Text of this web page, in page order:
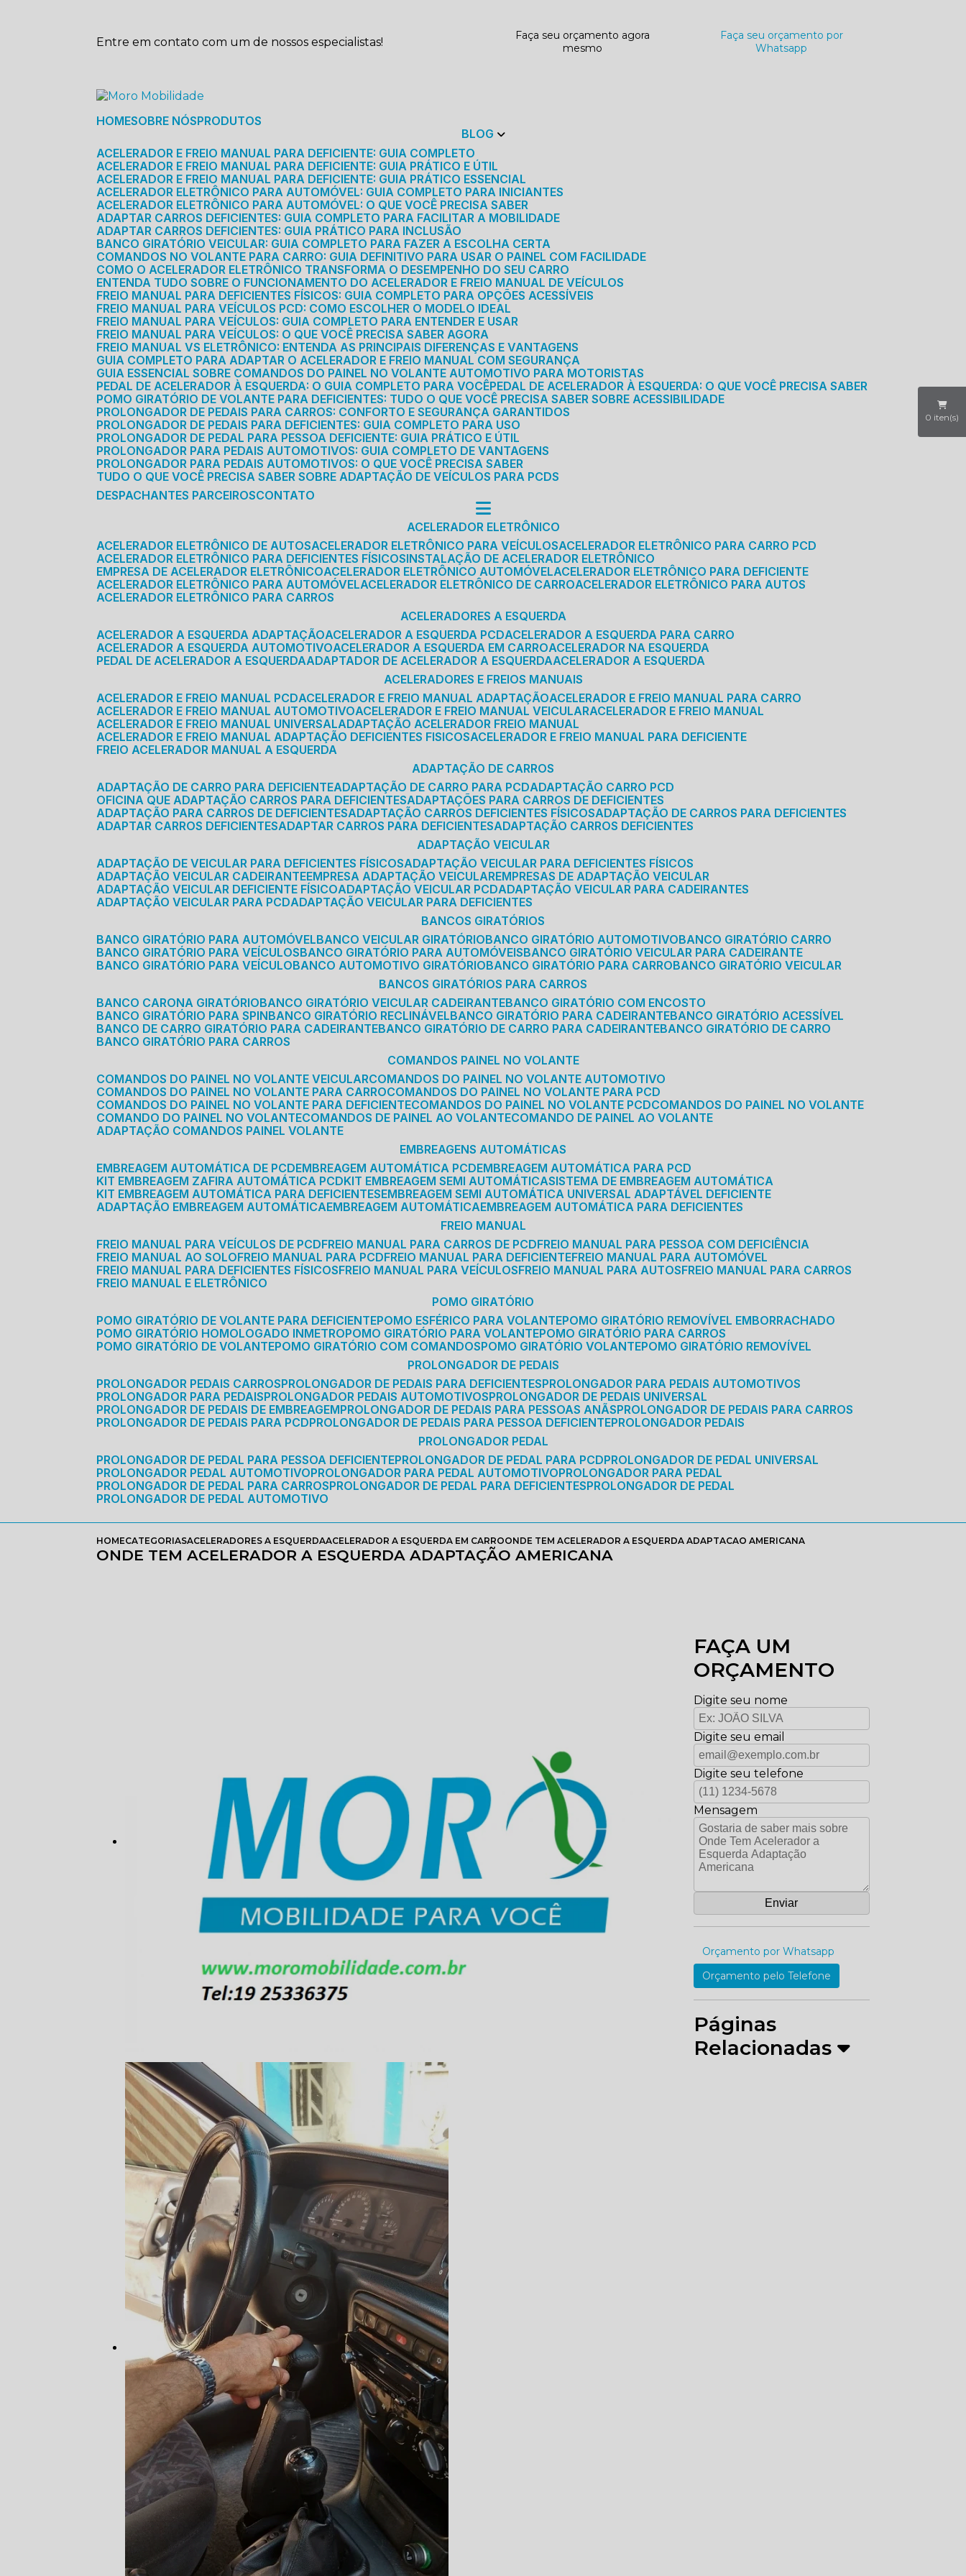
Entre em contato com um de nossos especialistas!
Faça seu orçamento agora
mesmo
Faça seu orçamento por
Whatsapp
HOME SOBRE NÓS PRODUTOS
BLOG
ACELERADOR E FREIO MANUAL PARA DEFICIENTE: GUIA COMPLETO
ACELERADOR E FREIO MANUAL PARA DEFICIENTE: GUIA PRÁTICO E ÚTIL
ACELERADOR E FREIO MANUAL PARA DEFICIENTE: GUIA PRÁTICO ESSENCIAL
ACELERADOR ELETRÔNICO PARA AUTOMÓVEL: GUIA COMPLETO PARA INICIANTES
ACELERADOR ELETRÔNICO PARA AUTOMÓVEL: O QUE VOCÊ PRECISA SABER
ADAPTAR CARROS DEFICIENTES: GUIA COMPLETO PARA FACILITAR A MOBILIDADE
ADAPTAR CARROS DEFICIENTES: GUIA PRÁTICO PARA INCLUSÃO
BANCO GIRATÓRIO VEICULAR: GUIA COMPLETO PARA FAZER A ESCOLHA CERTA
COMANDOS NO VOLANTE PARA CARRO: GUIA DEFINITIVO PARA USAR O PAINEL COM FACILIDADE
COMO O ACELERADOR ELETRÔNICO TRANSFORMA O DESEMPENHO DO SEU CARRO
ENTENDA TUDO SOBRE O FUNCIONAMENTO DO ACELERADOR E FREIO MANUAL DE VEÍCULOS
FREIO MANUAL PARA DEFICIENTES FÍSICOS: GUIA COMPLETO PARA OPÇÕES ACESSÍVEIS
FREIO MANUAL PARA VEÍCULOS PCD: COMO ESCOLHER O MODELO IDEAL
FREIO MANUAL PARA VEÍCULOS: GUIA COMPLETO PARA ENTENDER E USAR
FREIO MANUAL PARA VEÍCULOS: O QUE VOCÊ PRECISA SABER AGORA
FREIO MANUAL VS ELETRÔNICO: ENTENDA AS PRINCIPAIS DIFERENÇAS E VANTAGENS
GUIA COMPLETO PARA ADAPTAR O ACELERADOR E FREIO MANUAL COM SEGURANÇA
GUIA ESSENCIAL SOBRE COMANDOS DO PAINEL NO VOLANTE AUTOMOTIVO PARA MOTORISTAS
PEDAL DE ACELERADOR À ESQUERDA: O GUIA COMPLETO PARA VOCÊ PEDAL DE ACELERADOR À ESQUERDA: O QUE VOCÊ PRECISA SABER
POMO GIRATÓRIO DE VOLANTE PARA DEFICIENTES: TUDO O QUE VOCÊ PRECISA SABER SOBRE ACESSIBILIDADE
PROLONGADOR DE PEDAIS PARA CARROS: CONFORTO E SEGURANÇA GARANTIDOS
PROLONGADOR DE PEDAIS PARA DEFICIENTES: GUIA COMPLETO PARA USO
PROLONGADOR DE PEDAL PARA PESSOA DEFICIENTE: GUIA PRÁTICO E ÚTIL
PROLONGADOR PARA PEDAIS AUTOMOTIVOS: GUIA COMPLETO DE VANTAGENS
PROLONGADOR PARA PEDAIS AUTOMOTIVOS: O QUE VOCÊ PRECISA SABER
TUDO O QUE VOCÊ PRECISA SABER SOBRE ADAPTAÇÃO DE VEÍCULOS PARA PCDS
DESPACHANTES PARCEIROS
CONTATO
ACELERADOR ELETRÔNICO
ACELERADOR ELETRÔNICO DE AUTOS ACELERADOR ELETRÔNICO PARA VEÍCULOS ACELERADOR ELETRÔNICO PARA CARRO PCD
ACELERADOR ELETRÔNICO PARA DEFICIENTES FÍSICOS INSTALAÇÃO DE ACELERADOR ELETRÔNICO
EMPRESA DE ACELERADOR ELETRÔNICO ACELERADOR ELETRÔNICO AUTOMÓVEL ACELERADOR ELETRÔNICO PARA DEFICIENTE
ACELERADOR ELETRÔNICO PARA AUTOMÓVEL ACELERADOR ELETRÔNICO DE CARRO ACELERADOR ELETRÔNICO PARA AUTOS
ACELERADOR ELETRÔNICO PARA CARROS
ACELERADORES A ESQUERDA
ACELERADOR A ESQUERDA ADAPTAÇÃO ACELERADOR A ESQUERDA PCD ACELERADOR A ESQUERDA PARA CARRO
ACELERADOR A ESQUERDA AUTOMOTIVO ACELERADOR A ESQUERDA EM CARRO ACELERADOR NA ESQUERDA
PEDAL DE ACELERADOR A ESQUERDA
ADAPTADOR DE ACELERADOR A ESQUERDA ACELERADOR A ESQUERDA
ACELERADORES E FREIOS MANUAIS
ACELERADOR E FREIO MANUAL PCD ACELERADOR E FREIO MANUAL ADAPTAÇÃO ACELERADOR E FREIO MANUAL PARA CARRO
ACELERADOR E FREIO MANUAL AUTOMOTIVO ACELERADOR E FREIO MANUAL VEICULAR ACELERADOR E FREIO MANUAL
ACELERADOR E FREIO MANUAL UNIVERSAL
ADAPTAÇÃO ACELERADOR FREIO MANUAL
ACELERADOR E FREIO MANUAL ADAPTAÇÃO DEFICIENTES FISICOS ACELERADOR E FREIO MANUAL PARA DEFICIENTE
FREIO ACELERADOR MANUAL A ESQUERDA
ADAPTAÇÃO DE CARROS
ADAPTAÇÃO DE CARRO PARA DEFICIENTE
ADAPTAÇÃO DE CARRO PARA PCD
ADAPTAÇÃO CARRO PCD
OFICINA QUE ADAPTAÇÃO CARROS PARA DEFICIENTES
ADAPTAÇÕES PARA CARROS DE DEFICIENTES
ADAPTAÇÃO PARA CARROS DE DEFICIENTES
ADAPTAÇÃO CARROS DEFICIENTES FÍSICOS
ADAPTAÇÃO DE CARROS PARA DEFICIENTES
ADAPTAR CARROS DEFICIENTES
ADAPTAR CARROS PARA DEFICIENTES
ADAPTAÇÃO CARROS DEFICIENTES
ADAPTAÇÃO VEICULAR
ADAPTAÇÃO DE VEICULAR PARA DEFICIENTES FÍSICOS
ADAPTAÇÃO VEICULAR PARA DEFICIENTES FÍSICOS
ADAPTAÇÃO VEICULAR CADEIRANTE EMPRESA ADAPTAÇÃO VEICULAR EMPRESAS DE ADAPTAÇÃO VEICULAR
ADAPTAÇÃO VEICULAR DEFICIENTE FÍSICO
ADAPTAÇÃO VEICULAR PCD
ADAPTAÇÃO VEICULAR PARA CADEIRANTES
ADAPTAÇÃO VEICULAR PARA PCD
ADAPTAÇÃO VEICULAR PARA DEFICIENTES
BANCOS GIRATÓRIOS
BANCO GIRATÓRIO PARA AUTOMÓVEL
BANCO VEICULAR GIRATÓRIO BANCO GIRATÓRIO AUTOMOTIVO
BANCO GIRATÓRIO CARRO
BANCO GIRATÓRIO PARA VEÍCULOS
BANCO GIRATÓRIO PARA AUTOMÓVEIS
BANCO GIRATÓRIO VEICULAR PARA CADEIRANTE
BANCO GIRATÓRIO PARA VEÍCULO
BANCO AUTOMOTIVO GIRATÓRIO BANCO GIRATÓRIO PARA CARRO
BANCO GIRATÓRIO VEICULAR
BANCOS GIRATÓRIOS PARA CARROS
BANCO CARONA GIRATÓRIO
BANCO GIRATÓRIO VEICULAR CADEIRANTE BANCO GIRATÓRIO COM ENCOSTO
BANCO GIRATÓRIO PARA SPIN
BANCO GIRATÓRIO RECLINÁVEL BANCO GIRATÓRIO PARA CADEIRANTE BANCO GIRATÓRIO ACESSÍVEL
BANCO DE CARRO GIRATÓRIO PARA CADEIRANTE BANCO GIRATÓRIO DE CARRO PARA CADEIRANTE BANCO GIRATÓRIO DE CARRO
BANCO GIRATÓRIO PARA CARROS
COMANDOS PAINEL NO VOLANTE
COMANDOS DO PAINEL NO VOLANTE VEICULAR
COMANDOS DO PAINEL NO VOLANTE AUTOMOTIVO
COMANDOS DO PAINEL NO VOLANTE PARA CARRO
COMANDOS DO PAINEL NO VOLANTE PARA PCD
COMANDOS DO PAINEL NO VOLANTE PARA DEFICIENTE
COMANDOS DO PAINEL NO VOLANTE PCD
COMANDOS DO PAINEL NO VOLANTE
COMANDO DO PAINEL NO VOLANTE
COMANDOS DE PAINEL AO VOLANTE
COMANDO DE PAINEL AO VOLANTE
ADAPTAÇÃO COMANDOS PAINEL VOLANTE
EMBREAGENS AUTOMÁTICAS
EMBREAGEM AUTOMÁTICA DE PCD EMBREAGEM AUTOMÁTICA PCD EMBREAGEM AUTOMÁTICA PARA PCD
KIT EMBREAGEM ZAFIRA AUTOMÁTICA PCD
KIT EMBREAGEM SEMI AUTOMÁTICA SISTEMA DE EMBREAGEM AUTOMÁTICA
KIT EMBREAGEM AUTOMÁTICA PARA DEFICIENTES EMBREAGEM SEMI AUTOMÁTICA UNIVERSAL ADAPTÁVEL DEFICIENTE
ADAPTAÇÃO EMBREAGEM AUTOMÁTICA EMBREAGEM AUTOMÁTICA EMBREAGEM AUTOMÁTICA PARA DEFICIENTES
FREIO MANUAL
FREIO MANUAL PARA VEÍCULOS DE PCD FREIO MANUAL PARA CARROS DE PCD FREIO MANUAL PARA PESSOA COM DEFICIÊNCIA
FREIO MANUAL AO SOLO FREIO MANUAL PARA PCD FREIO MANUAL PARA DEFICIENTE FREIO MANUAL PARA AUTOMÓVEL
FREIO MANUAL PARA DEFICIENTES FÍSICOS FREIO MANUAL PARA VEÍCULOS FREIO MANUAL PARA AUTOS FREIO MANUAL PARA CARROS
FREIO MANUAL E ELETRÔNICO
POMO GIRATÓRIO
POMO GIRATÓRIO DE VOLANTE PARA DEFICIENTE POMO ESFÉRICO PARA VOLANTE POMO GIRATÓRIO REMOVÍVEL EMBORRACHADO
POMO GIRATÓRIO HOMOLOGADO INMETRO POMO GIRATÓRIO PARA VOLANTE POMO GIRATÓRIO PARA CARROS
POMO GIRATÓRIO DE VOLANTE POMO GIRATÓRIO COM COMANDOS POMO GIRATÓRIO VOLANTE POMO GIRATÓRIO REMOVÍVEL
PROLONGADOR DE PEDAIS
PROLONGADOR PEDAIS CARROS PROLONGADOR DE PEDAIS PARA DEFICIENTES PROLONGADOR PARA PEDAIS AUTOMOTIVOS
PROLONGADOR PARA PEDAIS PROLONGADOR PEDAIS AUTOMOTIVOS PROLONGADOR DE PEDAIS UNIVERSAL
PROLONGADOR DE PEDAIS DE EMBREAGEM PROLONGADOR DE PEDAIS PARA PESSOAS ANÃS PROLONGADOR DE PEDAIS PARA CARROS
PROLONGADOR DE PEDAIS PARA PCD PROLONGADOR DE PEDAIS PARA PESSOA DEFICIENTE PROLONGADOR PEDAIS
PROLONGADOR PEDAL
PROLONGADOR DE PEDAL PARA PESSOA DEFICIENTE PROLONGADOR DE PEDAL PARA PCD PROLONGADOR DE PEDAL UNIVERSAL
PROLONGADOR PEDAL AUTOMOTIVO PROLONGADOR PARA PEDAL AUTOMOTIVO PROLONGADOR PARA PEDAL
PROLONGADOR DE PEDAL PARA CARROS PROLONGADOR DE PEDAL PARA DEFICIENTES PROLONGADOR DE PEDAL
PROLONGADOR DE PEDAL AUTOMOTIVO
0 iten(s)
HOMECATEGORIASACELERADORES A ESQUERDAACELERADOR A ESQUERDA EM CARROONDE TEM ACELERADOR A ESQUERDA ADAPTACAO AMERICANA
ONDE TEM ACELERADOR A ESQUERDA ADAPTAÇÃO AMERICANA
FAÇA UM
ORÇAMENTO
Digite seu nome
Digite seu email
Digite seu telefone
Mensagem
Orçamento por Whatsapp
Orçamento pelo Telefone
Páginas
Relacionadas